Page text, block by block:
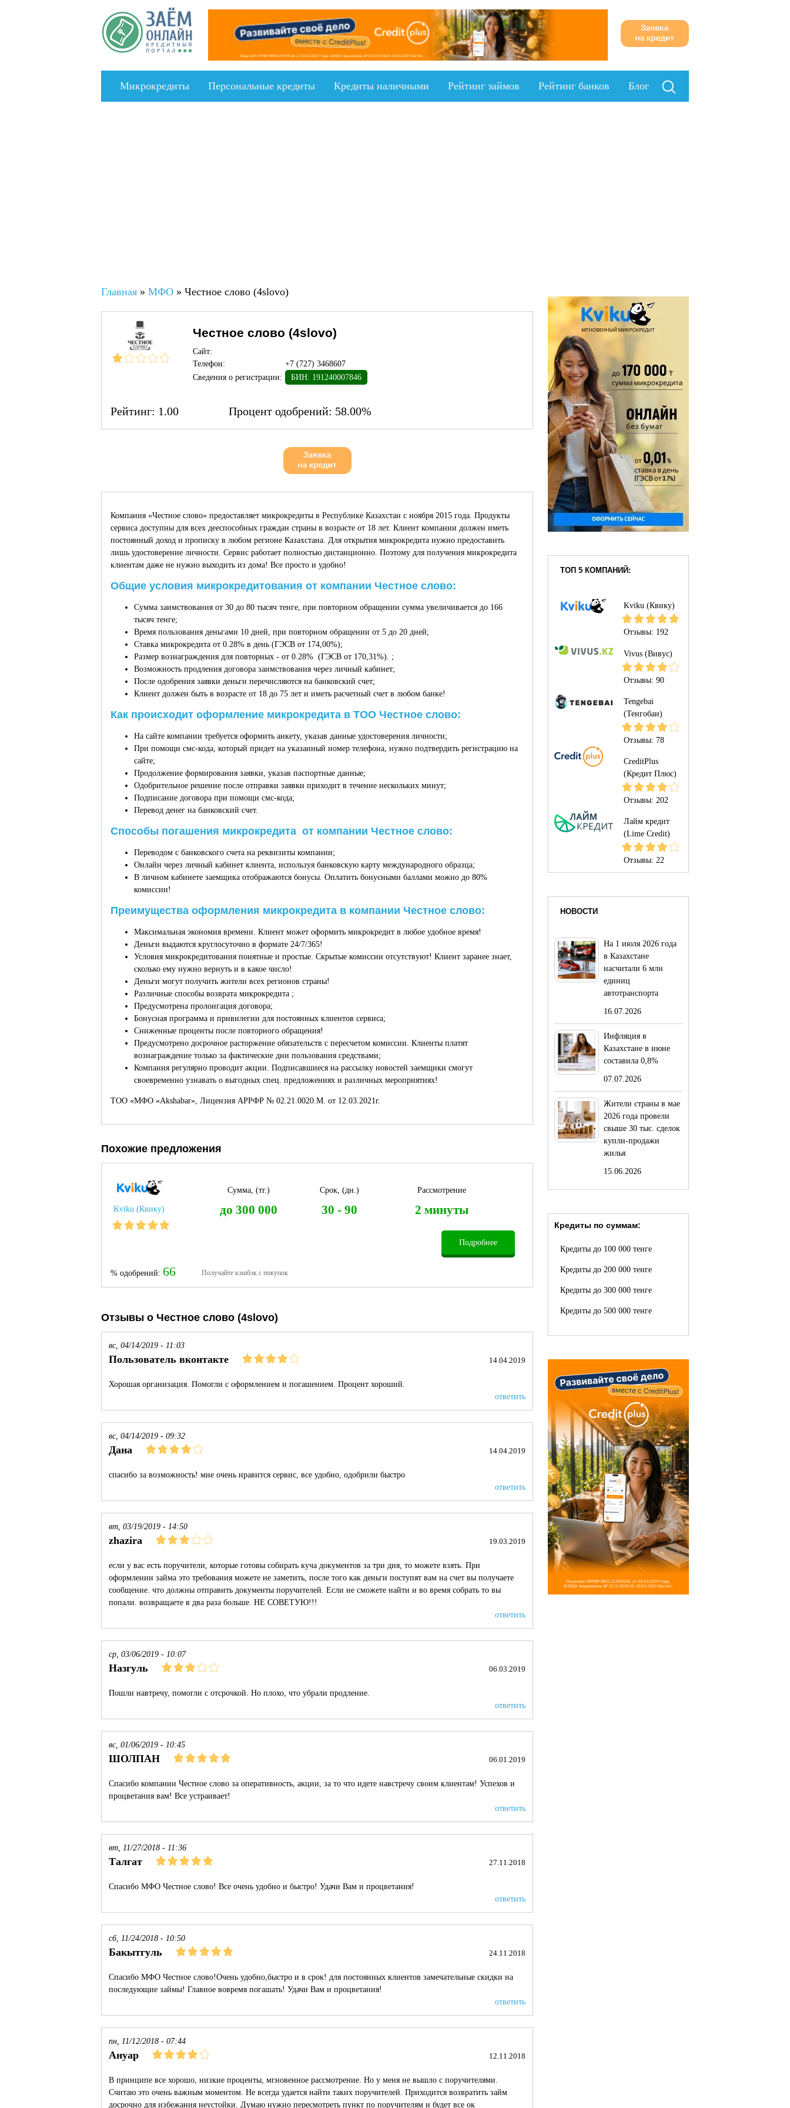
Микрокредиты Персональныe кредиты Кредиты наличными Рейтинг займов Рейтинг банков Блог
Главная » МФО » Честное слово (4slovo)
Честное слово (4slovo)
Сайт:
Телефон:
+7 (727) 3468607
Сведения о регистрации:
БИН: 191240007846
Рейтинг: 1.00 Процент одобрений: 58.00%
Компания «Честное слово» предоставляет микрокредиты в Республике Казахстан с ноября 2015 года. Продукты
сервиса доступны для всех дееспособных граждан страны в возрасте от 18 лет. Клиент компании должен иметь
постоянный доход и прописку в любом регионе Казахстана. Для открытия микрокредита нужно предоставить
лишь удостоверение личности. Сервис работает полностью дистанционно. Поэтому для получения микрокредита
клиентам даже не нужно выходить из дома! Все просто и удобно!
Общие условия микрокредитования от компании Честное слово:
Сумма заимствования от 30 до 80 тысяч тенге, при повторном обращении сумма увеличивается до 166
тысяч тенге;
Время пользования деньгами 10 дней, при повторном обращении от 5 до 20 дней;
Ставка микрокредита от 0.28% в день (ГЭСВ от 174,00%);
Размер вознаграждения для повторных - от 0.28% (ГЭСВ от 170,31%). ;
Возможность продления договора заимствования через личный кабинет;
После одобрения заявки деньги перечисляются на банковский счет;
Клиент должен быть в возрасте от 18 до 75 лет и иметь расчетный счет в любом банке!
Как происходит оформление микрокредита в ТОО Честное слово:
На сайте компании требуется оформить анкету, указав данные удостоверения личности;
При помощи смс-кода, который придет на указанный номер телефона, нужно подтвердить регистрацию на
сайте;
Продолжение формирования заявки, указав паспортные данные;
Одобрительное решение после отправки заявки приходит в течение нескольких минут;
Подписание договора при помощи смс-кода;
Перевод денег на банковский счет.
Способы погашения микрокредита от компании Честное слово:
Переводом с банковского счета на реквизиты компании;
Онлайн через личный кабинет клиента, используя банковскую карту международного образца;
В личном кабинете заемщика отображаются бонусы. Оплатить бонусными баллами можно до 80%
комиссии!
Преимущества оформления микрокредита в компании Честное слово:
Максимальная экономия времени. Клиент может оформить микрокредит в любое удобное время!
Деньги выдаются круглосуточно в формате 24/7/365!
Условия микрокредитования понятные и простые. Скрытые комиссии отсутствуют! Клиент заранее знает,
сколько ему нужно вернуть и в какое число!
Деньги могут получить жители всех регионов страны!
Различные способы возврата микрокредита ;
Предусмотрена пролонгация договора;
Бонусная программа и привилегии для постоянных клиентов сервиса;
Сниженные проценты после повторного обращения!
Предусмотрено досрочное расторжение обязательств с пересчетом комиссии. Клиенты платят
вознаграждение только за фактические дни пользования средствами;
Компания регулярно проводит акции. Подписавшиеся на рассылку новостей заемщики смогут
своевременно узнавать о выгодных спец. предложениях и различных мероприятиях!
ТОО «МФО «Akshabar», Лицензия АРРФР № 02.21.0020.M. от 12.03.2021г.
Похожие предложения
Kviku (Квику)
% одобрений: 66
Сумма, (тг.)
до 300 000
Срок, (дн.)
30 - 90
Рассмотрение
2 минуты
Получайте кэшбэк с покупок
Подробнее
Отзывы о Честное слово (4slovo)
вс, 04/14/2019 - 11:03
Пользователь вконтакте 14.04.2019
Хорошая организация. Помогли с оформлением и погашением. Процент хороший.
ответить
вс, 04/14/2019 - 09:32
Дана 14.04.2019
спасибо за возможность! мне очень нравится сервис, все удобно, одобрили быстро
ответить
вт, 03/19/2019 - 14:50
zhazira 19.03.2019
если у вас есть поручители, которые готовы собирать куча документов за три дня, то можете взять. При
оформлении займа это требования можете не заметить, после того как деньги поступят вам на счет вы получаете
сообщение. что должны отправить документы поручителей. Если не сможете найти и во время собрать то вы
попали. возвращаете в два раза больше. НЕ СОВЕТУЮ!!!
ответить
ср, 03/06/2019 - 10:07
Назгуль 06.03.2019
Пошли навтречу, помогли с отсрочкой. Но плохо, что убрали продление.
ответить
вс, 01/06/2019 - 10:45
ШОЛПАН 06.01.2019
Спасибо компании Честное слово за оперативность, акции, за то что идете навстречу своим клиентам! Успехов и
процветания вам! Все устраивает!
ответить
вт, 11/27/2018 - 11:36
Талгат 27.11.2018
Спасибо МФО Честное слово! Все очень удобно и быстро! Удачи Вам и процветания!
ответить
сб, 11/24/2018 - 10:50
Бакытгуль 24.11.2018
Спасибо МФО Честное слово!Очень удобно,быстро и в срок! для постоянных клиентов замечательные скидки на
последующие займы! Главное вовремя погашать! Удачи Вам и процветания!
ответить
пн, 11/12/2018 - 07:44
Ануар 12.11.2018
В принципе все хорошо, низкие проценты, мгновенное рассмотрение. Но у меня не вышло с поручителями.
Считаю это очень важным моментом. Не всегда удается найти таких поручителей. Приходится возвратить займ
досрочно для избежания неустойки. Думаю нужно пересмотреть пункт по поручителям и будет все ок
ТОП 5 КОМПАНИЙ:
Kviku (Квику)
Отзывы: 192
Vivus (Вивус)
Отзывы: 90
Tengebai
(Тенгобаи)
Отзывы: 78
CreditPlus
(Кредит Плюс)
Отзывы: 202
Лайм кредит
(Lime Credit)
Отзывы: 22
НОВОСТИ
На 1 июля 2026 года
в Казахстане
насчитали 6 млн
единиц
автотранспорта
16.07.2026
Инфляция в
Казахстане в июне
составила 0,8%
07.07.2026
Жители страны в мае
2026 года провели
свыше 30 тыс. сделок
купли-продажи
жилья
15.06.2026
Кредиты по суммам:
Кредиты до 100 000 тенге
Кредиты до 200 000 тенге
Кредиты до 300 000 тенге
Кредиты до 500 000 тенге